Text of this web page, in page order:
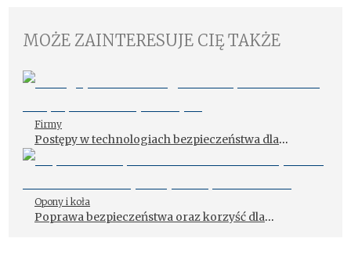
MOŻE ZAINTERESUJE CIĘ TAKŻE
Firmy
Postępy w technologiach bezpieczeństwa dla
pojazdów użytkowych
Opony i koła
Poprawa bezpieczeństwa oraz korzyść dla